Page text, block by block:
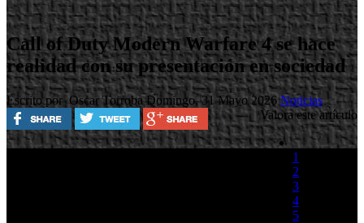
Call of Duty Modern Warfare 4 se hace
realidad con su presentación en sociedad
Escrito por Oscar TorrobaDomingo, 31 Mayo 2026Noticias
Valora este artículo
1
2
3
4
5